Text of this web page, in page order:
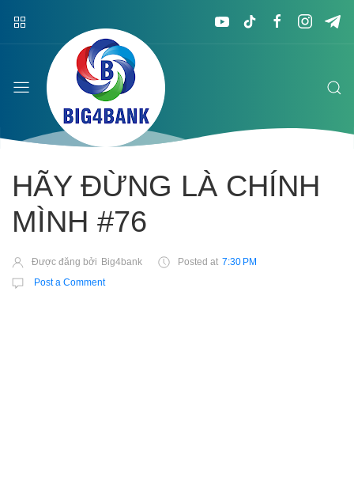
HÃY ĐỪNG LÀ CHÍNH
MÌNH #76
Được đăng bởi Big4bank Posted at 7:30 PM
Post a Comment